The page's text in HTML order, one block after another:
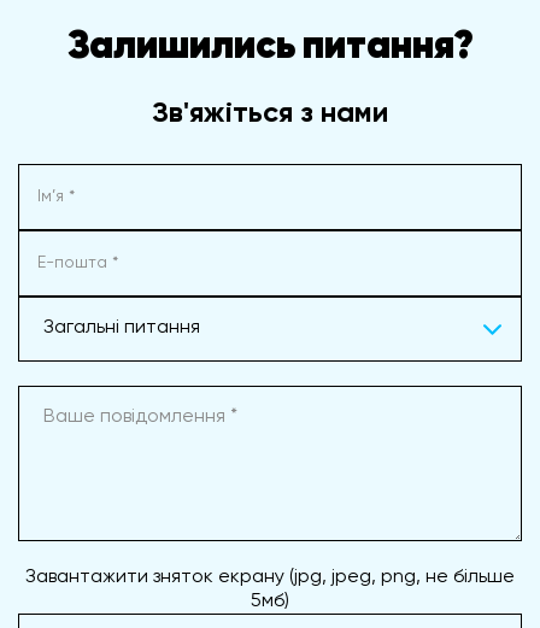
Залишились питання?
Зв'яжіться з нами
Загальні питання
Завантажити зняток екрану (jpg, jpeg, png, не більше
5мб)